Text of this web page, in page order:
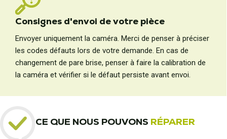
Consignes d'envoi de votre pièce
Envoyer uniquement la caméra. Merci de penser à préciser
les codes défauts lors de votre demande. En cas de
changement de pare brise, penser à faire la calibration de
la caméra et vérifier si le défaut persiste avant envoi.
CE QUE NOUS POUVONS RÉPARER